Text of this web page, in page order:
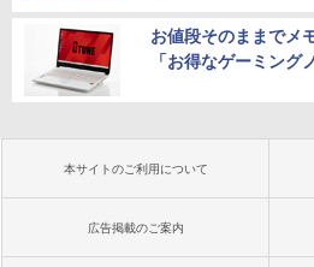
お値段そのままでメ
「お得なゲーミング
本サイトのご利用について
広告掲載のご案内